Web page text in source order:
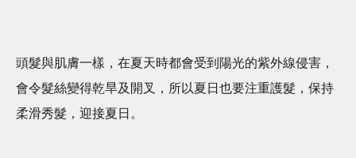
頭髮與肌膚一樣，在夏天時都會受到陽光的紫外線侵害，
會令髮絲變得乾旱及開叉，所以夏日也要注重護髮，保持
柔滑秀髮，迎接夏日。